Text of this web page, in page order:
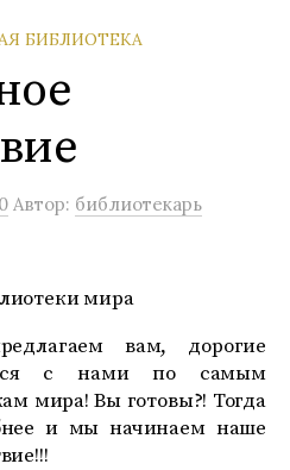
БИБЛИОТЕКА
Автор: библиотекарь
мира
вам, дорогие
с нами по самым
мира! Вы готовы?! Тогда
и мы начинаем наше